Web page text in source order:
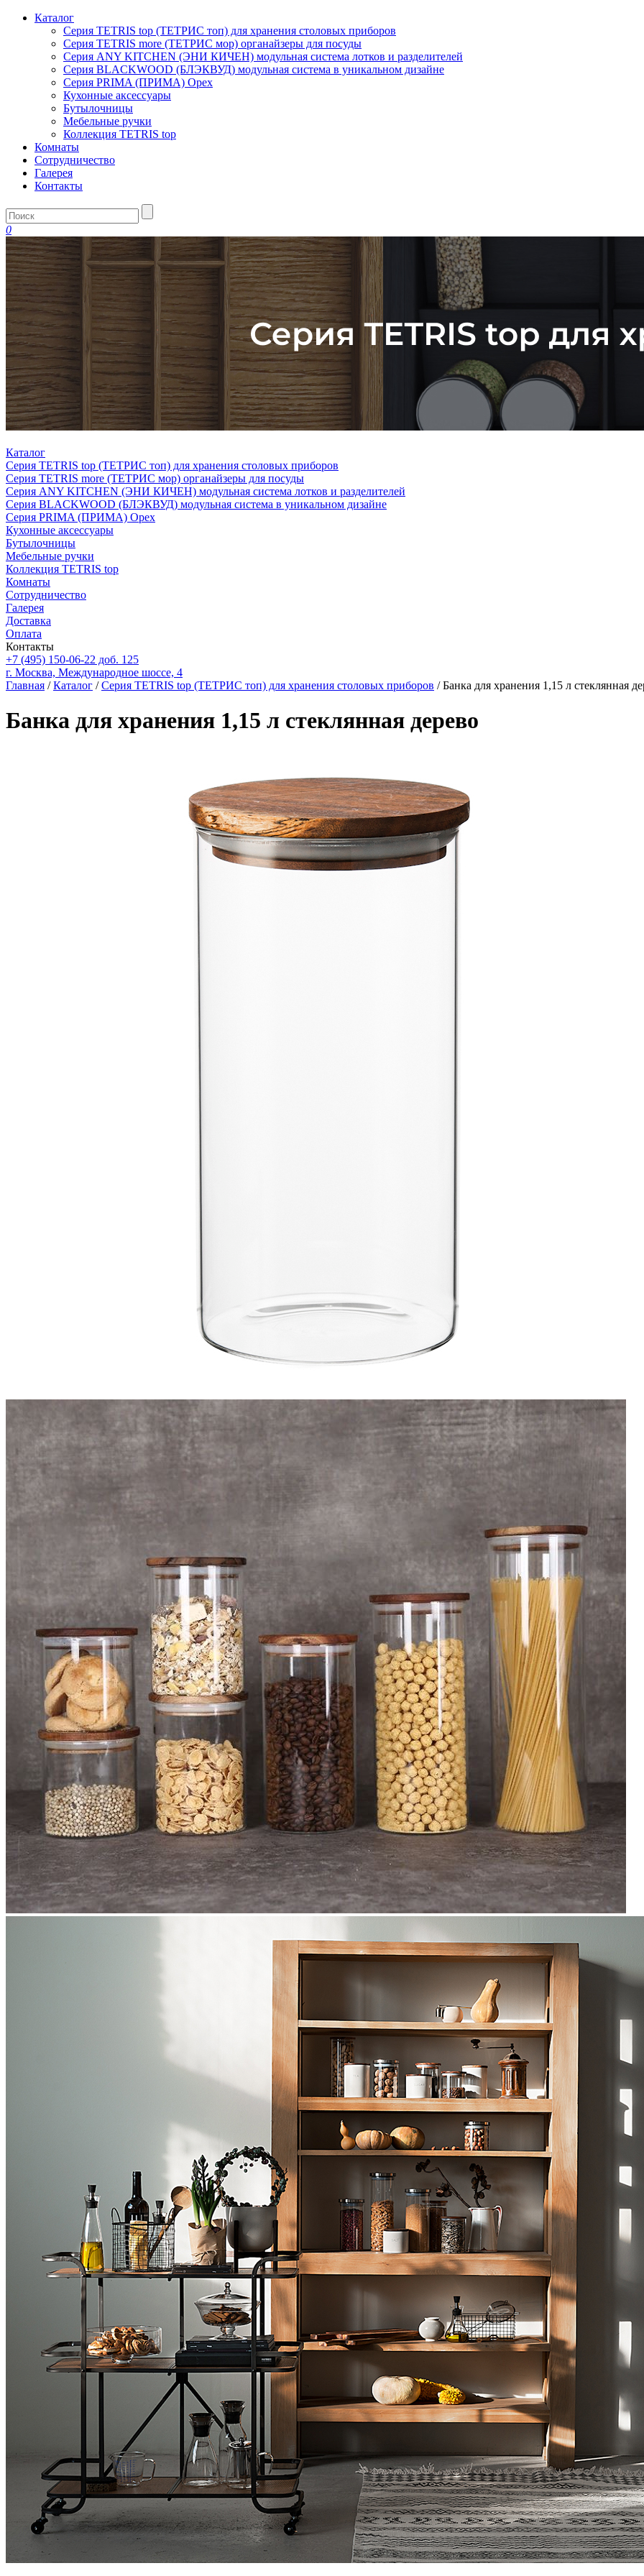
Каталог
Серия TETRIS top (ТЕТРИС топ) для хранения столовых приборов
Серия TETRIS more (ТЕТРИС мор) органайзеры для посуды
Серия ANY KITCHEN (ЭНИ КИЧЕН) модульная система лотков и разделителей
Серия BLACKWOOD (БЛЭКВУД) модульная система в уникальном дизайне
Серия PRIMA (ПРИМА) Орех
Кухонные аксессуары
Бутылочницы
Мебельные ручки
Коллекция TETRIS top
Комнаты
Сотрудничество
Галерея
Контакты
0
Каталог
Серия TETRIS top (ТЕТРИС топ) для хранения столовых приборов
Серия TETRIS more (ТЕТРИС мор) органайзеры для посуды
Серия ANY KITCHEN (ЭНИ КИЧЕН) модульная система лотков и разделителей
Серия BLACKWOOD (БЛЭКВУД) модульная система в уникальном дизайне
Серия PRIMA (ПРИМА) Орех
Кухонные аксессуары
Бутылочницы
Мебельные ручки
Коллекция TETRIS top
Комнаты
Сотрудничество
Галерея
Доставка
Оплата
Контакты
+7 (495) 150-06-22 доб. 125
г. Москва, Международное шоссе, 4
Главная /Каталог /Серия TETRIS top (ТЕТРИС топ) для хранения столовых приборов / Банка для хранения 1,15 л стеклянная
Банка для хранения 1,15 л стеклянная дерево